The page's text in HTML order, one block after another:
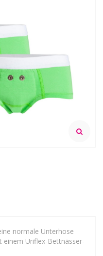
normale Unterhose
einem Uriflex-Bettnässer-